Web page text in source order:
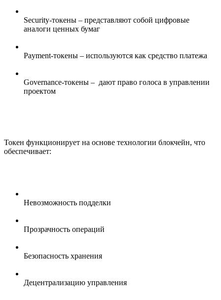
Security-токены – представляют собой цифровые
аналоги ценных бумаг
Payment-токены – используются как средство платежа
Governance-токены – дают право голоса в управлении
проектом
Токен функционирует на основе технологии блокчейн, что
обеспечивает:
Невозможность подделки
Прозрачность операций
Безопасность хранения
Децентрализацию управления